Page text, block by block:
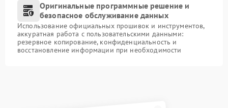
Оригинальные программные решение и
безопасное обслуживание данных
Использование официальных прошивок и инструментов,
аккуратная работа с пользовательскими данными:
резервное копирование, конфиденциальность и
восстановление информации при необходимости